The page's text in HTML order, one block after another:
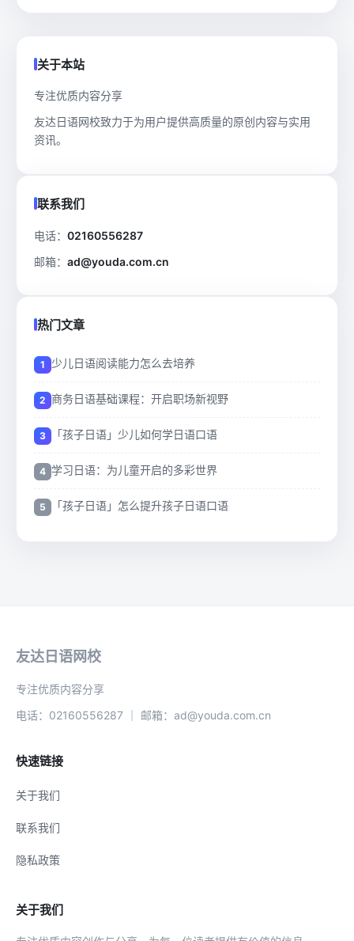
关于本站
专注优质内容分享
友达日语网校致力于为用户提供高质量的原创内容与实用
资讯。
联系我们
电话： 02160556287
邮箱： ad@youda.com.cn
热门文章
少儿日语阅读能力怎么去培养
商务日语基础课程：开启职场新视野
「孩子日语」少儿如何学日语口语
学习日语：为儿童开启的多彩世界
「孩子日语」怎么提升孩子日语口语
友达日语网校
专注优质内容分享
电话：02160556287 ｜ 邮箱：ad@youda.com.cn
快速链接
关于我们
联系我们
隐私政策
关于我们